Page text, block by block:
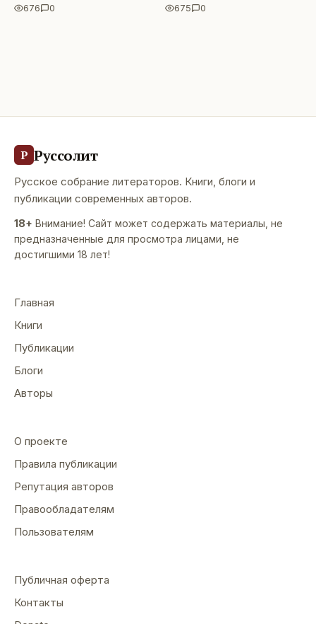
676 0 675 0
Р Руссолит
Русское собрание литераторов. Книги, блоги и
публикации современных авторов.
18+ Внимание! Сайт может содержать материалы, не
предназначенные для просмотра лицами, не
достигшими 18 лет!
Главная
Книги
Публикации
Блоги
Авторы
О проекте
Правила публикации
Репутация авторов
Правообладателям
Пользователям
Публичная оферта
Контакты